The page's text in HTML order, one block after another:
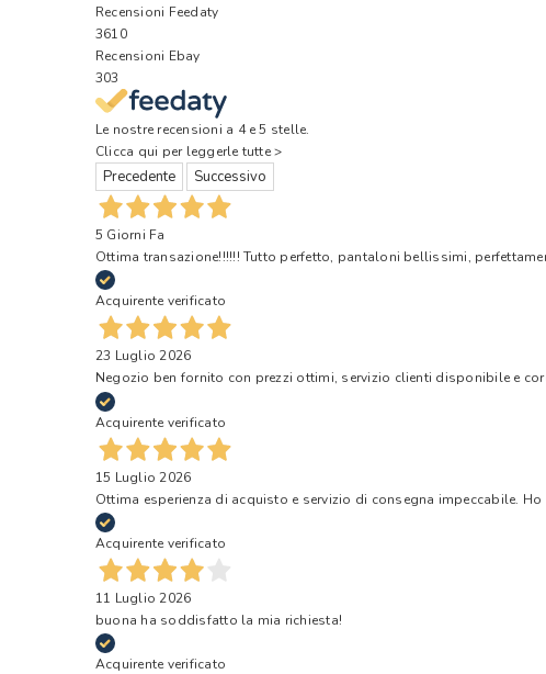
Recensioni Feedaty
3610
Recensioni Ebay
303
Le nostre recensioni a 4 e 5 stelle.
Clicca qui per leggerle tutte >
Precedente Successivo
5 Giorni Fa
Ottima transazione!!!!!! Tutto perfetto, pantaloni bellissimi,
Acquirente verificato
23 Luglio 2026
Negozio ben fornito con prezzi ottimi, servizio clienti disponibile e
Acquirente verificato
15 Luglio 2026
Ottima esperienza di acquisto e servizio di consegna impeccabile.
Acquirente verificato
11 Luglio 2026
buona ha soddisfatto la mia richiesta!
Acquirente verificato